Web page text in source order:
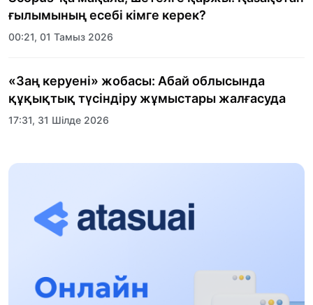
ғылымының есебі кімге керек?
00:21, 01 Тамыз 2026
«Заң керуені» жобасы: Абай облысында
құқықтық түсіндіру жұмыстары жалғасуда
17:31, 31 Шілде 2026
Халықаралық «Формула-1 H2O» жарысын
13:13, 30 Шілде 2026
12:01, 28 Шілде 2026